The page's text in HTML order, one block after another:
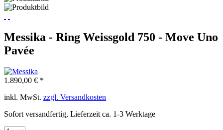
Messika - Ring Weissgold 750 - Move Uno
Pavée
1.890,00 € *
inkl. MwSt. zzgl. Versandkosten
Sofort versandfertig, Lieferzeit ca. 1-3 Werktage